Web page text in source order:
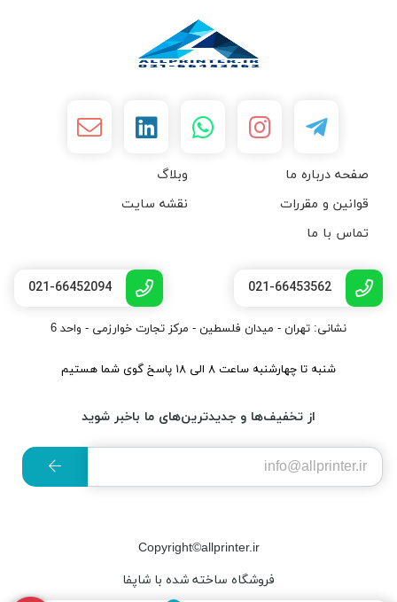
صفحه درباره ما
وبلاگ
قوانین و مقررات
نقشه سایت
تماس با ما
021-66453562
021-66452094
نشانی: تهران - میدان فلسطین - مرکز تجارت خوارزمی - واحد 6
شنبه تا چهارشنبه ساعت ۸ الی ۱۸ پاسخ گوی شما هستیم
از تخفیف‌ها و جدیدترین‌های ما باخبر شوید
Copyright©allprinter.ir
فروشگاه ساخته شده با شاپفا